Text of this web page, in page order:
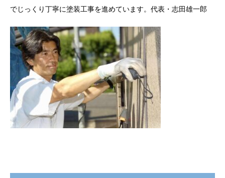
でじっくり丁寧に塗装工事を進めています。代表・志田雄一郎